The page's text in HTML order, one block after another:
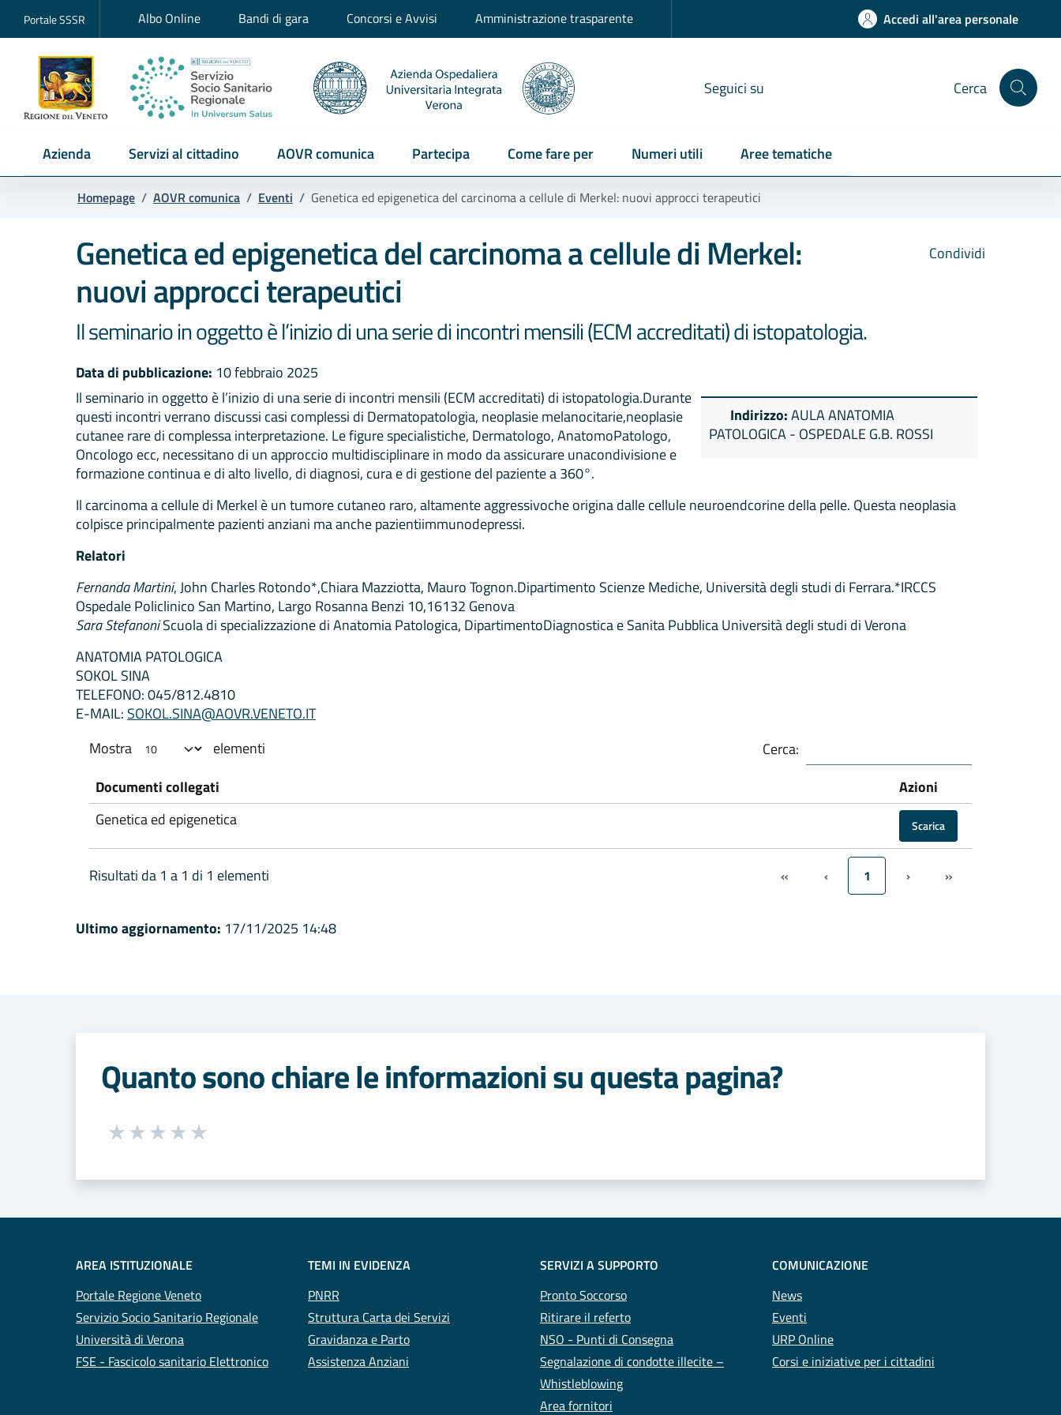
Portale SSSR Albo Online Bandi di gara Concorsi e Avvisi Amministrazione trasparente Accedi all'area personale
Seguici su Cerca
Azienda Servizi al cittadino AOVR comunica Partecipa Come fare per Numeri utili Aree tematiche
Homepage / AOVR comunica / Eventi / Genetica ed epigenetica del carcinoma a cellule di Merkel: nuovi approcci terapeutici
Condividi
Genetica ed epigenetica del carcinoma a cellule di Merkel:
nuovi approcci terapeutici
Il seminario in oggetto è l’inizio di una serie di incontri mensili (ECM accreditati) di istopatologia.
Data di pubblicazione: 10 febbraio 2025
Indirizzo:AULA ANATOMIA
PATOLOGICA - OSPEDALE G.B. ROSSI
Il seminario in oggetto è l’inizio di una serie di incontri mensili (ECM accreditati) di istopatologia.Durante
questi incontri verrano discussi casi complessi di Dermatopatologia, neoplasie melanocitarie,neoplasie
cutanee rare di complessa interpretazione. Le figure specialistiche, Dermatologo, AnatomoPatologo,
Oncologo ecc, necessitano di un approccio multidisciplinare in modo da assicurare unacondivisione e
formazione continua e di alto livello, di diagnosi, cura e di gestione del paziente a 360°.
Il carcinoma a cellule di Merkel è un tumore cutaneo raro, altamente aggressivoche origina dalle cellule neuroendcorine della pelle. Questa neoplasia
colpisce principalmente pazienti anziani ma anche pazientiimmunodepressi.
Relatori
Fernanda Martini, John Charles Rotondo*,Chiara Mazziotta, Mauro Tognon.Dipartimento Scienze Mediche, Università degli studi di Ferrara.*IRCCS
Ospedale Policlinico San Martino, Largo Rosanna Benzi 10,16132 Genova
Sara StefanoniScuola di specializzazione di Anatomia Patologica, DipartimentoDiagnostica e Sanita Pubblica Università degli studi di Verona
ANATOMIA PATOLOGICA
SOKOL SINA
TELEFONO: 045/812.4810
E-MAIL: SOKOL.SINA@AOVR.VENETO.IT
Mostra
elementi
Cerca:
Documenti collegati
Azioni
Genetica ed epigenetica
Scarica
Risultati da 1 a 1 di 1 elementi « ‹ 1 › »
Ultimo aggiornamento: 17/11/2025 14:48
Quanto sono chiare le informazioni su questa pagina?
Seleziona una valutazione da 1 a 5 stelle
AREA ISTITUZIONALE
Portale Regione Veneto
Servizio Socio Sanitario Regionale
Università di Verona
FSE - Fascicolo sanitario Elettronico
TEMI IN EVIDENZA
PNRR
Struttura Carta dei Servizi
Gravidanza e Parto
Assistenza Anziani
SERVIZI A SUPPORTO
Pronto Soccorso
Ritirare il referto
NSO - Punti di Consegna
Segnalazione di condotte illecite –
Whistleblowing
Area fornitori
COMUNICAZIONE
News
Eventi
URP Online
Corsi e iniziative per i cittadini